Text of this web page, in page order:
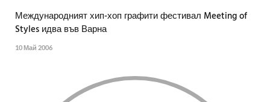
Международният хип-хоп графити фестивал Meeting of
Styles идва във Варна
10 Май 2006